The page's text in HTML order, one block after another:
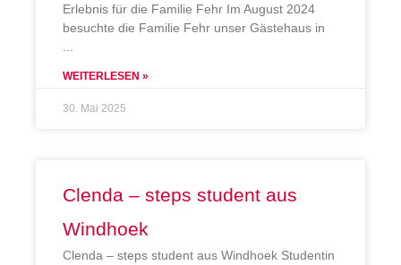
Erlebnis für die Familie Fehr Im August 2024
besuchte die Familie Fehr unser Gästehaus in
WEITERLESEN »
30. Mai 2025
Clenda – steps student aus
Windhoek
Clenda – steps student aus Windhoek Studentin